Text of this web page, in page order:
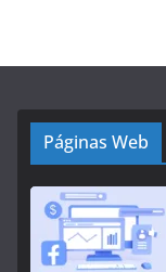
Páginas Web